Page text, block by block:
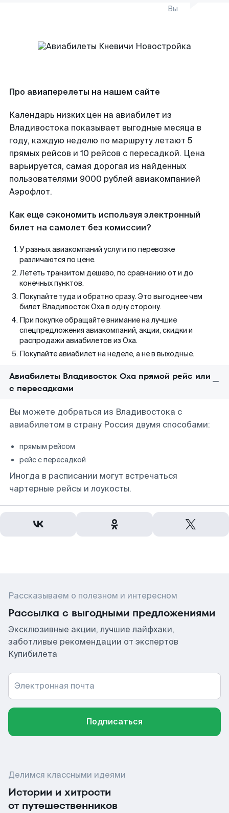
Вы
Про авиаперелеты на нашем сайте
Календарь низких цен на авиабилет из
Владивостока показывает выгодные месяца в
году, каждую неделю по маршруту летают 5
прямых рейсов и 10 рейсов с пересадкой. Цена
варьируется, самая дорогая из найденных
пользователями 9000 рублей авиакомпанией
Аэрофлот.
Как еще сэкономить используя электронный
билет на самолет без комиссии?
У разных авиакомпаний услуги по перевозке
различаются по цене.
Лететь транзитом дешево, по сравнению от и до
конечных пунктов.
Покупайте туда и обратно сразу. Это выгоднее чем
билет Владивосток Оха в одну сторону.
При покупке обращайте внимание на лучшие
спецпредложения авиакомпаний, акции, скидки и
распродажи авиабилетов из Оха.
Покупайте авиабилет на неделе, а не в выходные.
Авиабилеты Владивосток Оха прямой рейс или
с пересадками
Вы можете добраться из Владивостока с
авиабилетом в страну Россия двумя способами:
прямым рейсом
рейс с пересадкой
Иногда в расписании могут встречаться
чартерные рейсы и лоукосты.
Рассказываем о полезном и интересном
Рассылка с выгодными предложениями
Эксклюзивные акции, лучшие лайфхаки,
заботливые рекомендации от экспертов
Купибилета
Электронная почта
Подписаться
Делимся классными идеями
Истории и хитрости
от путешественников